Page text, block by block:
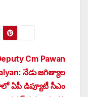
Cm Pawan
నేడు జగిత్యాల
ఏపీ డిప్యూటీ సీఎం